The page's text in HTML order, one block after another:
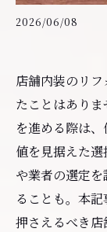
2026/06/08
店舗内装のリ
たことはあり
を進める際は
値を見据えた
や業者の選定
ることも。本
押さえるべき